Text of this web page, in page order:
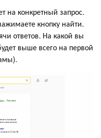
на конкретный запрос.
кнопку найти.
ответов. На какой вы
выше всего на первой